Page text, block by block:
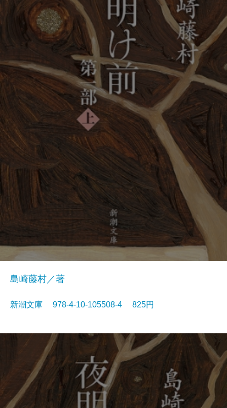
島崎藤村／著
新潮文庫 978-4-10-105508-4 825円